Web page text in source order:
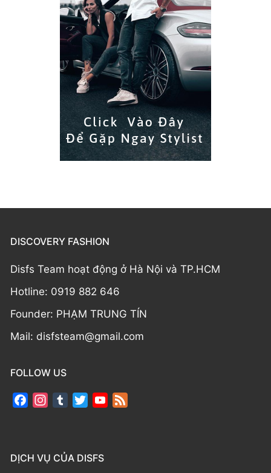
DISCOVERY FASHION
Disfs Team hoạt động ở Hà Nội và TP.HCM
Hotline: 0919 882 646
Founder: PHẠM TRUNG TÍN
Mail: disfsteam@gmail.com
FOLLOW US
FacebookInstagramTumblrTwitterYouTube
DỊCH VỤ CỦA DISFS